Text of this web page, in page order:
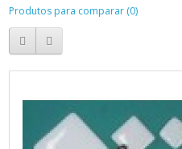
Produtos para comparar (0)